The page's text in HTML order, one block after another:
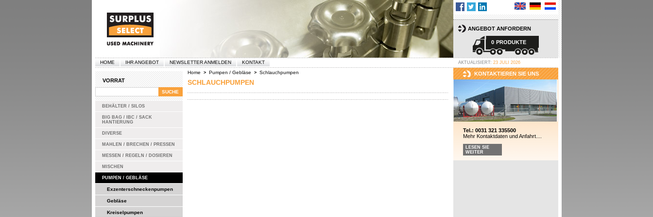
ANGEBOT ANFORDERN
0 PRODUKTE
HOME IHR ANGEBOT NEWSLETTER ANMELDEN KONTAKT AKTUALISIERT: 23 JULI 2026
VORRAT
BEHÄLTER / SILOS
BIG BAG / IBC / SACK
HANTIERUNG
DIVERSE
MAHLEN / BRECHEN / PRESSEN
MESSEN / REGELN / DOSIEREN
MISCHEN
PUMPEN / GEBLÄSE
Exzenterschneckenpumpen
Gebläse
Kreiselpumpen
Home > Pumpen / Gebläse > Schlauchpumpen
SCHLAUCHPUMPEN
KONTAKTIEREN SIE UNS
Tel.: 0031 321 335500
Mehr Kontaktdaten und Anfahrt....
LESEN SIE
WEITER